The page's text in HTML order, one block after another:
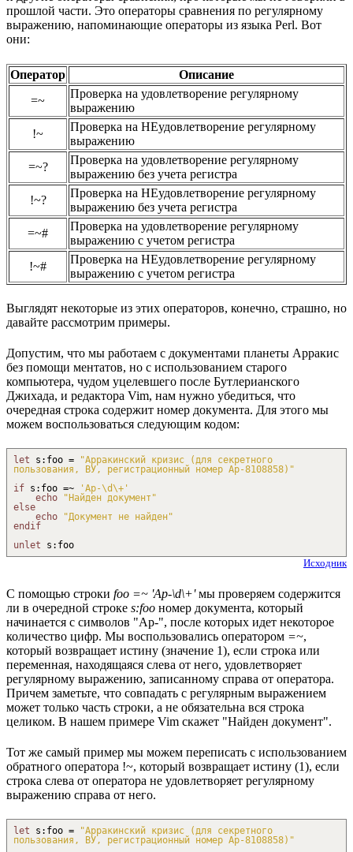
прошлой части. Это операторы сравнения по регулярному
выражению, напоминающие операторы из языка Perl. Вот
они:
Оператор
Описание
=~
Проверка на удовлетворение регулярному
выражению
!~
Проверка на НЕудовлетворение регулярному
выражению
=~?
Проверка на удовлетворение регулярному
выражению без учета регистра
!~?
Проверка на НЕудовлетворение регулярному
выражению без учета регистра
=~#
Проверка на удовлетворение регулярному
выражению с учетом регистра
!~#
Проверка на НЕудовлетворение регулярному
выражению с учетом регистра
Выглядят некоторые из этих операторов, конечно, страшно, но
давайте рассмотрим примеры.
Допустим, что мы работаем с документами планеты Арракис
без помощи ментатов, но с использованием старого
компьютера, чудом уцелевшего после Бутлерианского
Джихада, и редактора Vim, нам нужно убедиться, что
очередная строка содержит номер документа. Для этого мы
можем воспользоваться следующим кодом:
let s : foo =
"Арракинский кризис (для секретного
пользования, ВУ, регистрационный номер Ар-8108858)"
if s : foo =~ 'Ар-\d\+ '
echo
"Найден документ"
else
echo
"Документ не найден"
endif
unlet s : foo
Исходник
С помощью строки foo =~ 'Ар-\d\+'мы проверяем содержится
ли в очередной строке s:foo номер документа, который
начинается с символов "Aр-", после которых идет некоторое
количество цифр. Мы воспользовались оператором =~,
который возвращает истину (значение 1), если строка или
переменная, находящаяся слева от него, удовлетворяет
регулярному выражению, записанному справа от оператора.
Причем заметьте, что совпадать с регулярным выражением
может только часть строки, а не обязательна вся строка
целиком. В нашем примере Vim скажет "Найден документ".
Тот же самый пример мы можем переписать с использованием
обратного оператора !~, который возвращает истину (1), если
строка слева от оператора не удовлетворяет регулярному
выражению справа от него.
let s : foo =
"Арракинский кризис (для секретного
пользования, ВУ, регистрационный номер Ар-8108858)"